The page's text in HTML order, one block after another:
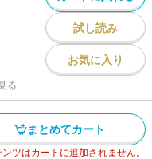
試し読み
お気に入り
る
まとめてカート
ツはカートに追加されません。